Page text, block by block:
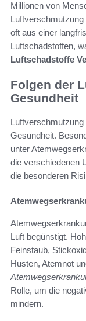
Millionen von
oft aus einer
Luftschadstoffen,
Luftschadstoffe
Folgen der
Gesundheit
Luftverschmutzung
Gesundheit.
unter
die verschiedenen
die besonderen
Luft begünstigt.
Feinstaub,
Husten, Atemnot
Rolle, um die
mindern.